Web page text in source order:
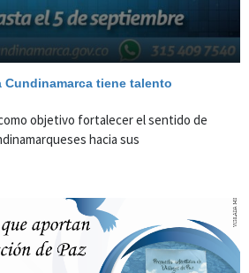
tiene talento
objetivo fortalecer el sentido de
hacia sus